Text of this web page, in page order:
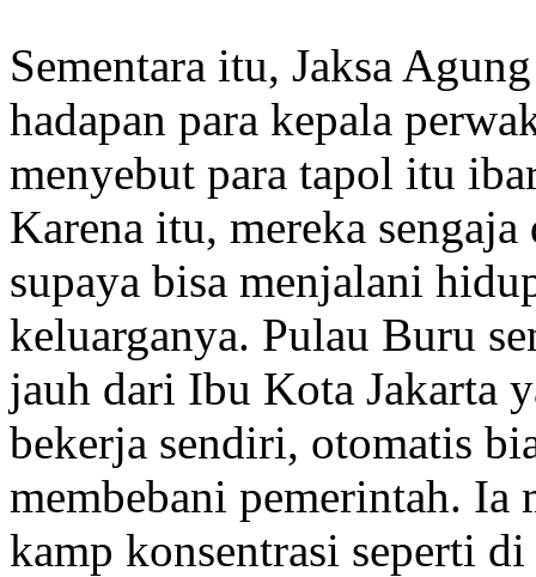
Sementara itu, Jaksa
hadapan para kepala
menyebut para tapol itu
Karena itu, mereka
supaya bisa menjalani
keluarganya. Pulau Buru
jauh dari Ibu Kota Jakarta
bekerja sendiri, otomatis
membebani pemerintah. Ia
kamp konsentrasi seperti